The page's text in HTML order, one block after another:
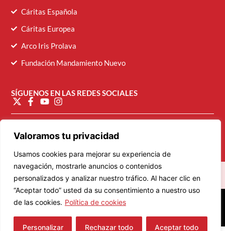
Valoramos tu privacidad
Usamos cookies para mejorar su experiencia de
navegación, mostrarle anuncios o contenidos
personalizados y analizar nuestro tráfico. Al hacer clic en
“Aceptar todo” usted da su consentimiento a nuestro uso
de las cookies. Política de cookies
Personalizar Rechazar todo Aceptar todo
Cáritas Española
Cáritas Europea
Arco Iris Prolava
Fundación Mandamiento Nuevo
SÍGUENOS EN LAS REDES SOCIALES